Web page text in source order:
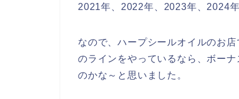
2021年、2022年、2023年、2024
なので、ハープシールオイルのお
のラインをやっているなら、ボー
のかな～と思いました。